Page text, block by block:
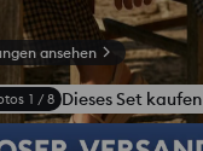
ansehen
1 / 8 Dieses Set kaufen